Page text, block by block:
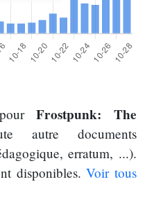
pourFrostpunk: The
autre documents
erratum, ...).
disponibles.Voir tous